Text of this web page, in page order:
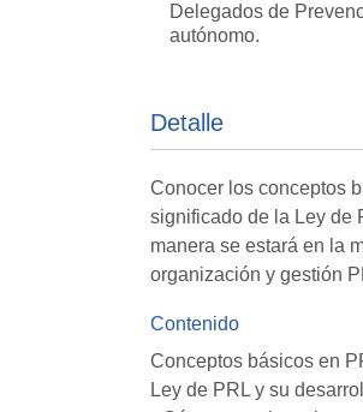
Delegados de
autónomo.
Detalle
Conocer los conceptos
significado de la Ley de
manera se estará en la
organización y gestión
Contenido
Conceptos básicos en
Ley de PRL y su